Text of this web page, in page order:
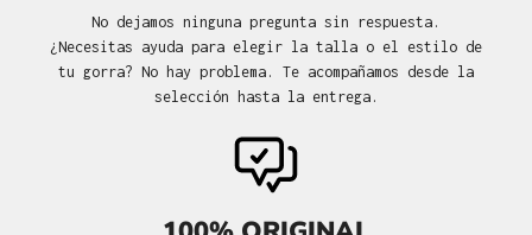
No dejamos ninguna pregunta sin respuesta.
¿Necesitas ayuda para elegir la talla o el estilo de
tu gorra? No hay problema. Te acompañamos desde la
selección hasta la entrega.